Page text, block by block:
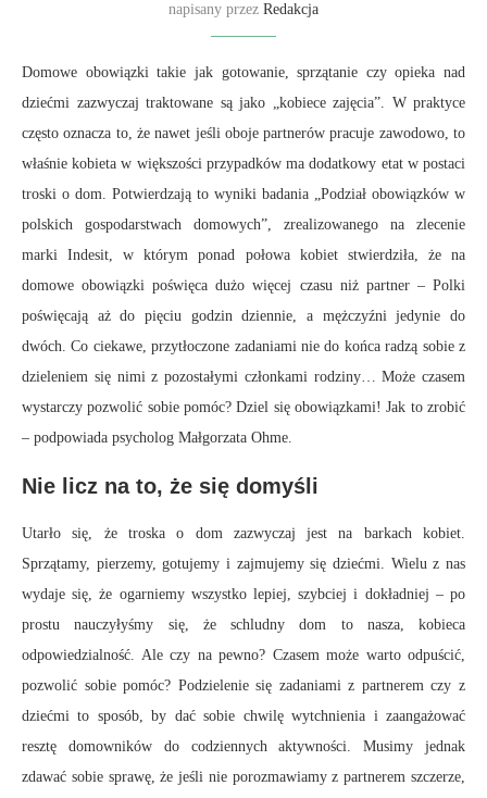
napisany przez Redakcja
Domowe obowiązki takie jak gotowanie, sprzątanie czy opieka nad
dziećmi zazwyczaj traktowane są jako „kobiece zajęcia”. W praktyce
często oznacza to, że nawet jeśli oboje partnerów pracuje zawodowo, to
właśnie kobieta w większości przypadków ma dodatkowy etat w postaci
troski o dom. Potwierdzają to wyniki badania „Podział obowiązków w
polskich gospodarstwach domowych”, zrealizowanego na zlecenie
marki Indesit, w którym ponad połowa kobiet stwierdziła, że na
domowe obowiązki poświęca dużo więcej czasu niż partner – Polki
poświęcają aż do pięciu godzin dziennie, a mężczyźni jedynie do
dwóch. Co ciekawe, przytłoczone zadaniami nie do końca radzą sobie z
dzieleniem się nimi z pozostałymi członkami rodziny… Może czasem
wystarczy pozwolić sobie pomóc? Dziel się obowiązkami! Jak to zrobić
– podpowiada psycholog Małgorzata Ohme.
Nie licz na to, że się domyśli
Utarło się, że troska o dom zazwyczaj jest na barkach kobiet.
Sprzątamy, pierzemy, gotujemy i zajmujemy się dziećmi. Wielu z nas
wydaje się, że ogarniemy wszystko lepiej, szybciej i dokładniej – po
prostu nauczyłyśmy się, że schludny dom to nasza, kobieca
odpowiedzialność. Ale czy na pewno? Czasem może warto odpuścić,
pozwolić sobie pomóc? Podzielenie się zadaniami z partnerem czy z
dziećmi to sposób, by dać sobie chwilę wytchnienia i zaangażować
resztę domowników do codziennych aktywności. Musimy jednak
zdawać sobie sprawę, że jeśli nie porozmawiamy z partnerem szczerze,